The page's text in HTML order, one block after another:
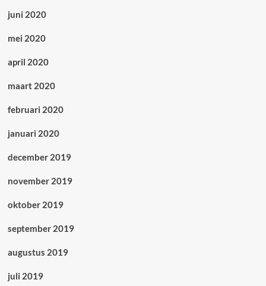
juni 2020
mei 2020
april 2020
maart 2020
februari 2020
januari 2020
december 2019
november 2019
oktober 2019
september 2019
augustus 2019
juli 2019